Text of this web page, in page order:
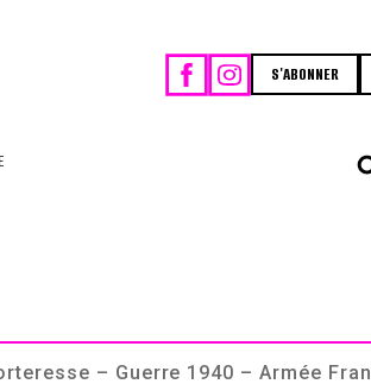
S'ABONNER
– Guerre 1940 – Armée